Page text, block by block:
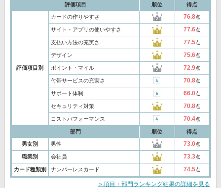
評価項目 順位 得点
評価項目別
カードの作りやすさ 76.8点
サイト・アプリの使いやすさ 77.6点
支払い方法の充実さ 77.5点
デザイン 75.6点
ポイント・マイル 72.9点
付帯サービスの充実さ 70.8点
サポート体制 66.0点
セキュリティ対策 70.8点
コストパフォーマンス 70.4点
部門 順位 得点
男女別 男性 73.0点
職業別 会社員 73.3点
カード種類別 ナンバーレスカード 74.5点
＞項目・部門ランキング結果の詳細を見る